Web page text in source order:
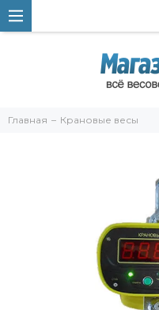
Главная Крановые весы